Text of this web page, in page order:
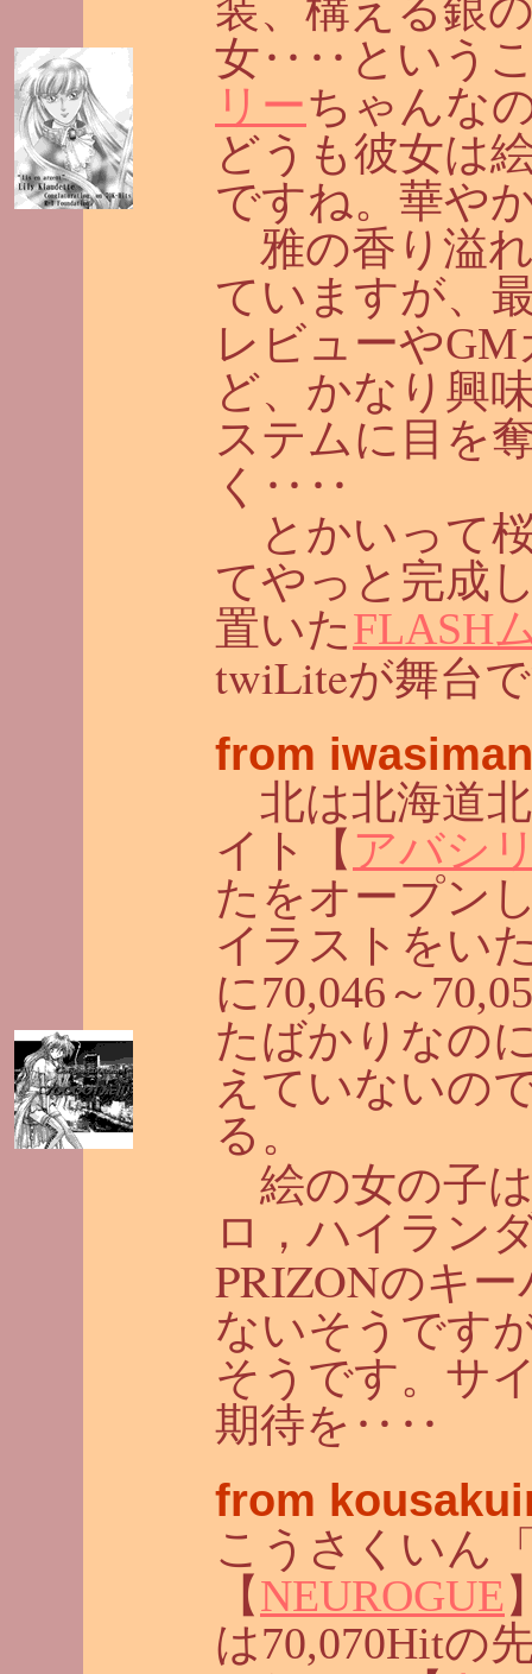
装、構える銀
女‥‥というこ
リーちゃんな
どうも彼女は
ですね。華や
雅の香り溢
ていますが、
レビューや
ど、かなり興
ステムに目を
く‥‥
とかいって
てやっと完成
置いたFLASH
twiLiteが舞台
from
北は北海道
イト【 アバシ
たをオープン
イラストをい
に70,046～
たばかりなの
えていないの
る。
絵の女の子
ロ，ハイラン
PRIZONのキ
ないそうです
そうです。サ
期待を‥‥
from
こうさくいん
【NEUROGUE
は70,070Hitの